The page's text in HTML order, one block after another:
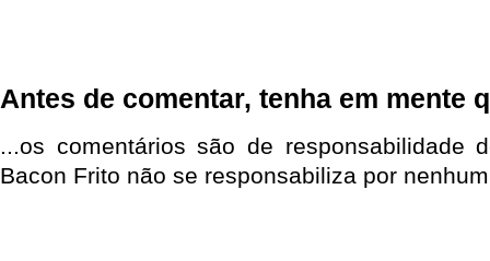
Antes de comentar, tenha em mente
...os comentários são de responsabilidade
Bacon Frito não se responsabiliza por